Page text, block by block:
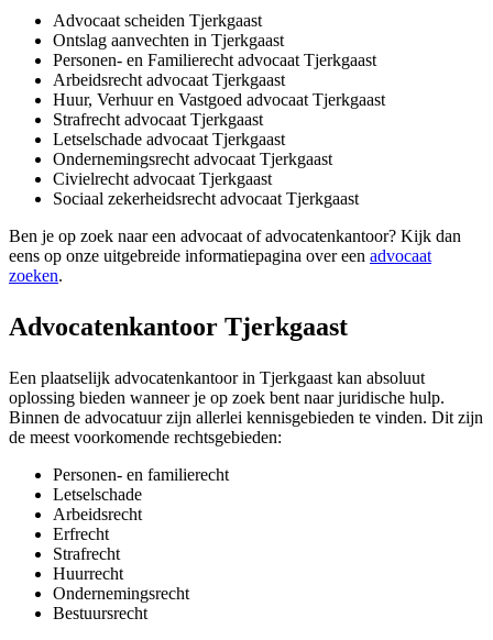
Advocaat scheiden Tjerkgaast
Ontslag aanvechten in Tjerkgaast
Personen- en Familierecht advocaat Tjerkgaast
Arbeidsrecht advocaat Tjerkgaast
Huur, Verhuur en Vastgoed advocaat Tjerkgaast
Strafrecht advocaat Tjerkgaast
Letselschade advocaat Tjerkgaast
Ondernemingsrecht advocaat Tjerkgaast
Civielrecht advocaat Tjerkgaast
Sociaal zekerheidsrecht advocaat Tjerkgaast
Ben je op zoek naar een advocaat of advocatenkantoor? Kijk dan
eens op onze uitgebreide informatiepagina over een advocaat
zoeken.
Advocatenkantoor Tjerkgaast
Een plaatselijk advocatenkantoor in Tjerkgaast kan absoluut
oplossing bieden wanneer je op zoek bent naar juridische hulp.
Binnen de advocatuur zijn allerlei kennisgebieden te vinden. Dit zijn
de meest voorkomende rechtsgebieden:
Personen- en familierecht
Letselschade
Arbeidsrecht
Erfrecht
Strafrecht
Huurrecht
Ondernemingsrecht
Bestuursrecht